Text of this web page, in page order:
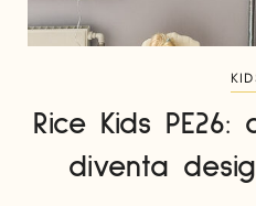
Rice Kids
diventa